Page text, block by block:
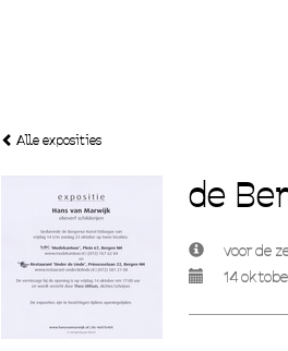
Alle exposities
de
voor de
14